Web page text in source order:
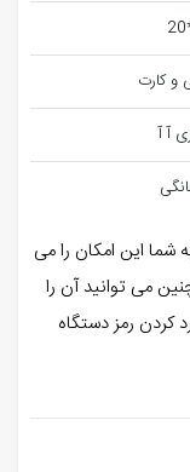
شما این امکان را می
می توانید آن را
کردن رمز دستگاه